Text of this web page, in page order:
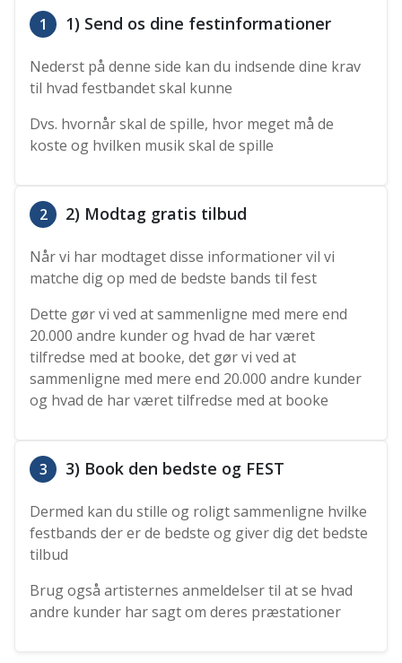
1 1) Send os dine festinformationer
Nederst på denne side kan du indsende dine krav
til hvad festbandet skal kunne
Dvs. hvornår skal de spille, hvor meget må de
koste og hvilken musik skal de spille
2 2) Modtag gratis tilbud
Når vi har modtaget disse informationer vil vi
matche dig op med de bedste bands til fest
Dette gør vi ved at sammenligne med mere end
20.000 andre kunder og hvad de har været
tilfredse med at booke, det gør vi ved at
sammenligne med mere end 20.000 andre kunder
og hvad de har været tilfredse med at booke
3 3) Book den bedste og FEST
Dermed kan du stille og roligt sammenligne hvilke
festbands der er de bedste og giver dig det bedste
tilbud
Brug også artisternes anmeldelser til at se hvad
andre kunder har sagt om deres præstationer